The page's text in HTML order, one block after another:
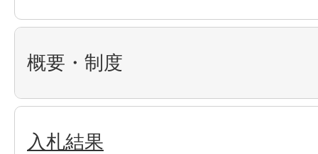
概要・制度
入札結果